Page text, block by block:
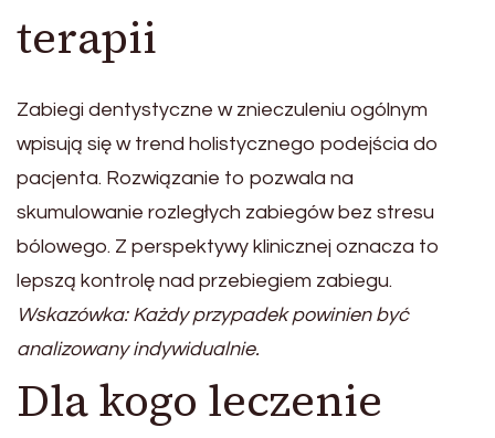
terapii
Zabiegi dentystyczne w znieczuleniu ogólnym
wpisują się w trend holistycznego podejścia do
pacjenta. Rozwiązanie to pozwala na
skumulowanie rozległych zabiegów bez stresu
bólowego. Z perspektywy klinicznej oznacza to
lepszą kontrolę nad przebiegiem zabiegu.
Wskazówka: Każdy przypadek powinien być
analizowany indywidualnie.
Dla kogo leczenie